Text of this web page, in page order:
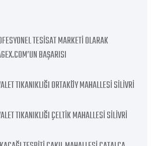
TESISAT MARKETI OLARAK
BAŞARISI
TIKANIKLIĞI ORTAKÖY MAHALLESI SILIVRI
TIKANIKLIĞI ÇELTIK MAHALLESI SILIVRI